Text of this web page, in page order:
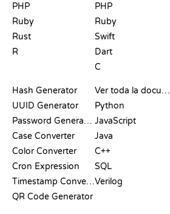
PHP
Ruby
Rust
R
PHP
Ruby
Swift
Dart
C
Hash Generator
UUID Generator
Password Generator
Case Converter
Color Converter
Cron Expression
Timestamp Converter
QR Code Generator
Ver toda la documentación
Python
JavaScript
Java
C++
SQL
Verilog